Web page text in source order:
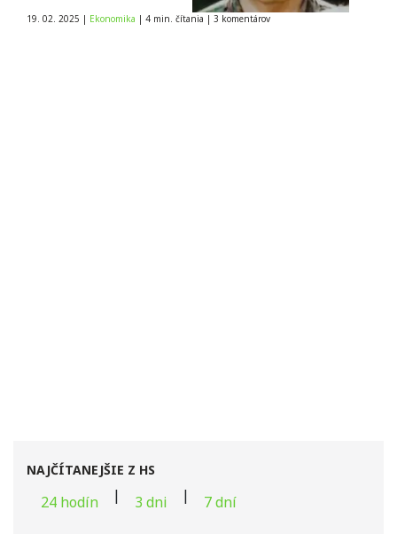
Slovensku
19. 02. 2025 | Ekonomika | 4 min. čítania | 3 komentárov
NAJČÍTANEJŠIE Z HS
24 hodín | 3 dni | 7 dní